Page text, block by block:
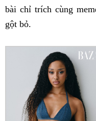
bài chỉ trích cùng
gột bỏ.